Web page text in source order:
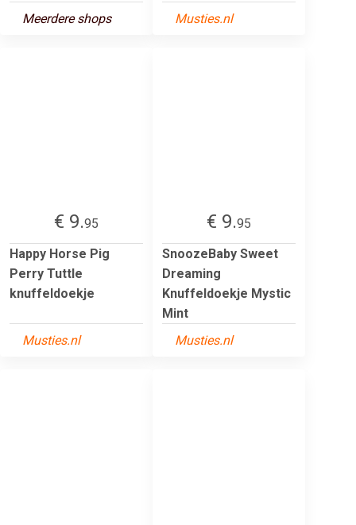
Meerdere shops
Musties.nl
€ 9.95
Happy Horse Pig
Perry Tuttle
knuffeldoekje
Musties.nl
€ 9.95
SnoozeBaby Sweet
Dreaming
Knuffeldoekje Mystic
Mint
Musties.nl